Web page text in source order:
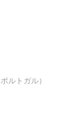
ルトガル）